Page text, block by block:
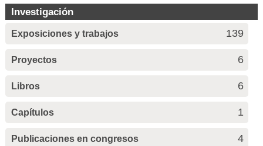
Investigación
Exposiciones y trabajos 139
Proyectos 6
Libros 6
Capítulos 1
Publicaciones en congresos 4